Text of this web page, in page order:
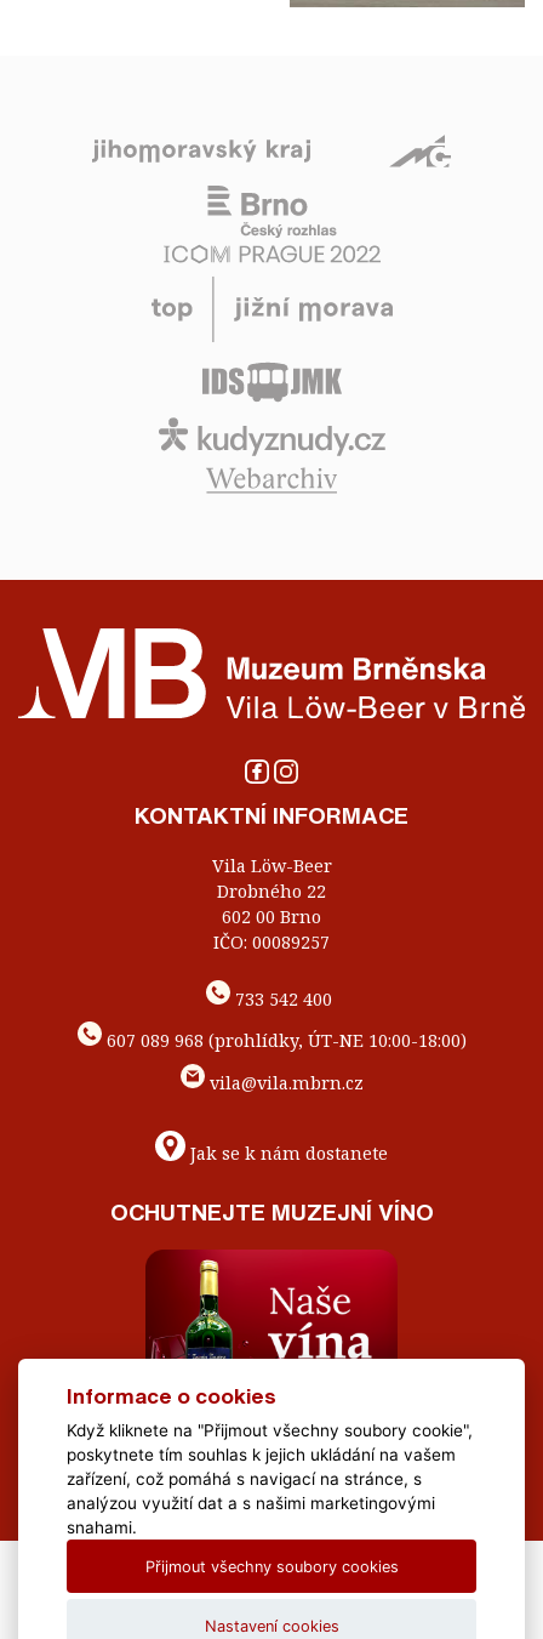
KONTAKTNÍ INFORMACE
Vila Löw-Beer
Drobného 22
602 00 Brno
IČO: 00089257
733 542 400
607 089 968 (prohlídky, ÚT-NE 10:00-18:00)
vila@vila.mbrn.cz
Jak se k nám dostanete
OCHUTNEJTE MUZEJNÍ VÍNO
All Rights Reserved Muzeum Brněnska © 2020, Webdesign by
Informace o cookies
Když kliknete na "Přijmout všechny soubory cookie",
poskytnete tím souhlas k jejich ukládání na vašem
zařízení, což pomáhá s navigací na stránce, s
analýzou využití dat a s našimi marketingovými
snahami.
Přijmout všechny soubory cookies
Nastavení cookies